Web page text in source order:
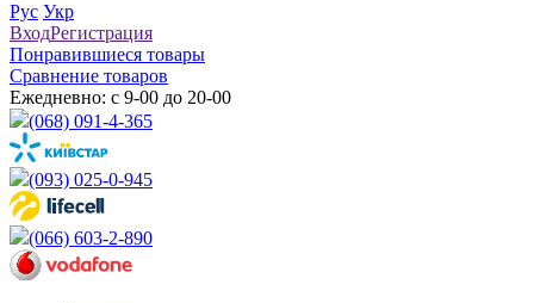
Рус Укр
ВходРегистрация
Понравившиеся товары
Сравнение товаров
Ежедневно: с 9-00 до 20-00
(068) 091-4-365
(093) 025-0-945
(066) 603-2-890